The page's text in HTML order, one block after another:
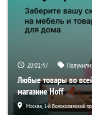
20:01:47
Любые товары во
магазине Hoff
Москва, 1-й Волоколамский